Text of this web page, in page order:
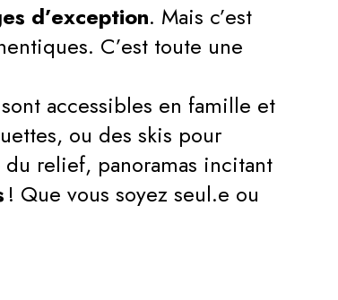
d’exception. Mais c’est
C’est toute une
accessibles en famille et
ou des skis pour
relief, panoramas incitant
! Que vous soyez seul.e ou